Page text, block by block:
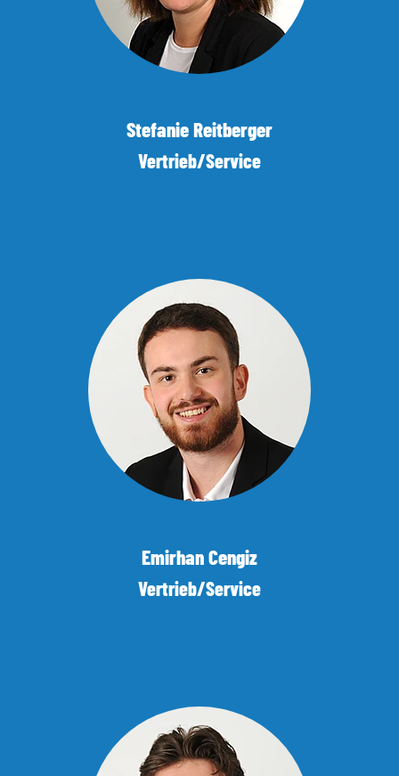
Stefanie Reitberger
Vertrieb/Service
Emirhan Cengiz
Vertrieb/Service